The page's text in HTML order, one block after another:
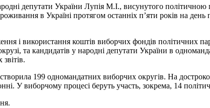
депутати України Лупія М.І., висунутого
в Україні протягом останніх пʼяти років на
і використання коштів виборчих фондів політичних
та кандидатів у народні депутати України в
199 одномандатних виборчих округів. На
У виборчому процесі беруть участь, зокрема, 14